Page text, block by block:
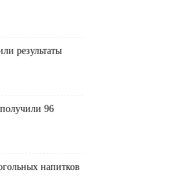
результаты
96
напитков